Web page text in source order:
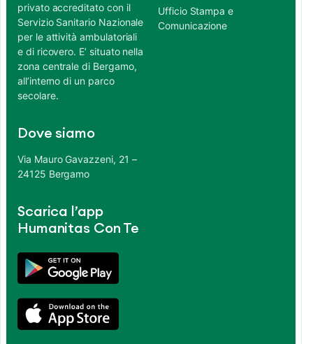
privato accreditato con il
Servizio Sanitario Nazionale
per le attività ambulatoriali
e di ricovero. E’ situato nella
zona centrale di Bergamo,
all’interno di un parco
secolare.
Dove siamo
Via Mauro Gavazzeni, 21 –
24125 Bergamo
Scarica l’app
Humanitas Con Te
Ufficio Stampa e
Comunicazione